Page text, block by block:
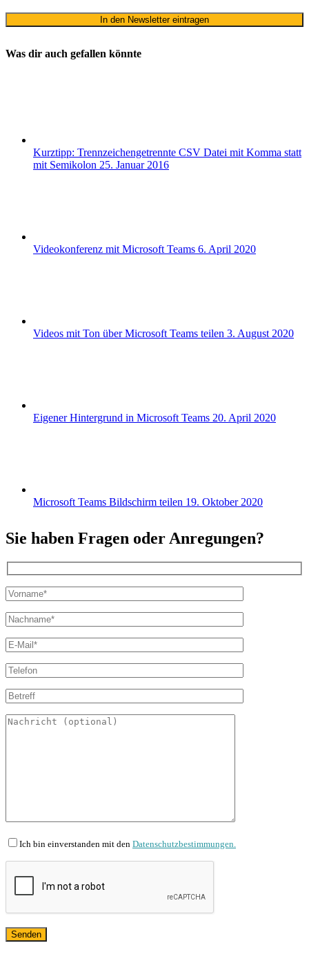
Was dir auch gefallen könnte
Kurztipp: Trennzeichengetrennte CSV Datei mit Komma statt
mit Semikolon 25. Januar 2016
Videokonferenz mit Microsoft Teams 6. April 2020
Videos mit Ton über Microsoft Teams teilen 3. August 2020
Eigener Hintergrund in Microsoft Teams 20. April 2020
Microsoft Teams Bildschirm teilen 19. Oktober 2020
Sie haben Fragen oder Anregungen?
Ich bin einverstanden mit den Datenschutzbestimmungen.